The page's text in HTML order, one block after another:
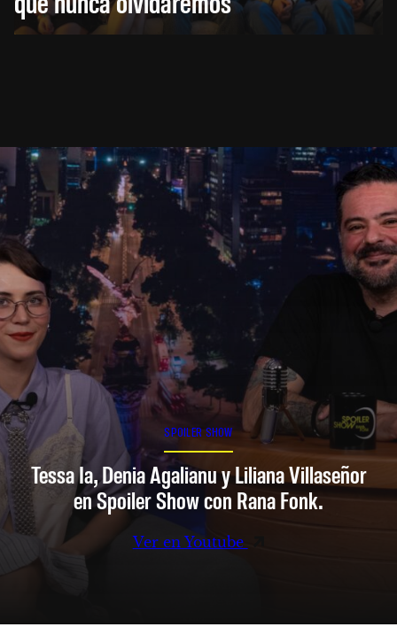
SPOILER SHOW
Tessa Ia, Denia Agalianu y Liliana Villaseñor
en Spoiler Show con Rana Fonk.
Ver en Youtube